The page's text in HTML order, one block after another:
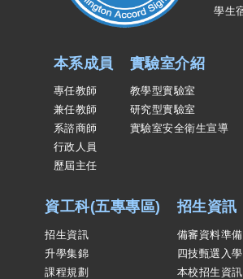
學生
本系成員
專任教師
兼任教師
系諮商師
行政人員
歷屆主任
實驗室介紹
教學型實驗室
研究型實驗室
實驗室安全衛生宣導
資工科(五專專區)
招生資訊
升學集錦
課程規劃
招生資訊
備審資料準
四技甄選入
本校招生資訊